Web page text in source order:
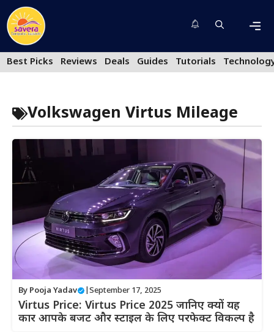
Skip
to
content
Best Picks
Reviews Deals Guides Tutorials
Volkswagen Virtus Mileage
By Pooja Yadav September 17, 2025
Virtus Price: Virtus Price 2025 जानिए क्यों यह
कार आपके बजट और स्टाइल के लिए परफेक्ट विकल्प है